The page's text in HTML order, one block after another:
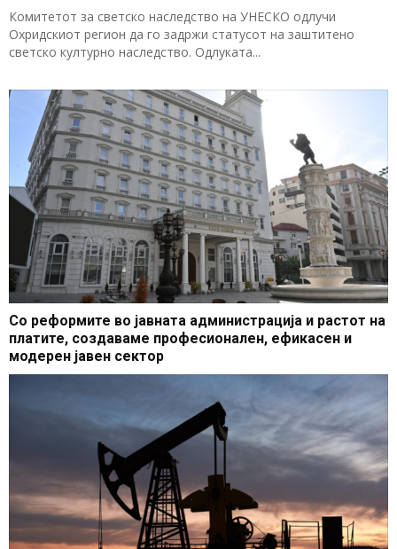
Комитетот за светско наследство на УНЕСКО одлучи
Охридскиот регион да го задржи статусот на заштитено
светско културно наследство. Одлуката...
Со реформите во јавната администрација и растот на
платите, создаваме професионален, ефикасен и
модерен јавен сектор